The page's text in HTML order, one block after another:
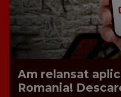
Am relansat
Romania!